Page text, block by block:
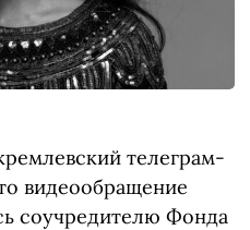
телеграм-
видеообращение
соучредителю Фонда